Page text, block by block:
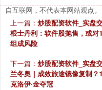
自互联网，不代表本网站观点。
上一篇： 炒股配资软件_实盘
根士丹利：软件股抛售，或
组成风险
下一篇： 炒股配资软件_实盘
兰冬奥｜成效旅途镜像复制
克洛伊·金夺冠